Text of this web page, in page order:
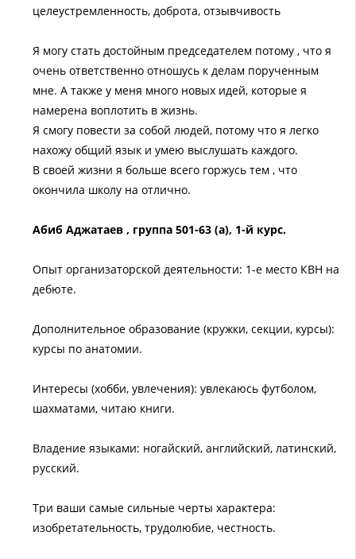
целеустремленность, доброта, отзывчивость
Я могу стать достойным председателем потому , что я
очень ответственно отношусь к делам порученным
мне. А также у меня много новых идей, которые я
намерена воплотить в жизнь.
Я смогу повести за собой людей, потому что я легко
нахожу общий язык и умею выслушать каждого.
В своей жизни я больше всего горжусь тем , что
окончила школу на отлично.
Абиб Аджатаев , группа 501-63 (а), 1-й курс.
Опыт организаторской деятельности: 1-е место КВН на
дебюте.
Дополнительное образование (кружки, секции, курсы):
курсы по анатомии.
Интересы (хобби, увлечения): увлекаюсь футболом,
шахматами, читаю книги.
Владение языками: ногайский, английский, латинский,
русский.
Три ваши самые сильные черты характера:
изобретательность, трудолюбие, честность.